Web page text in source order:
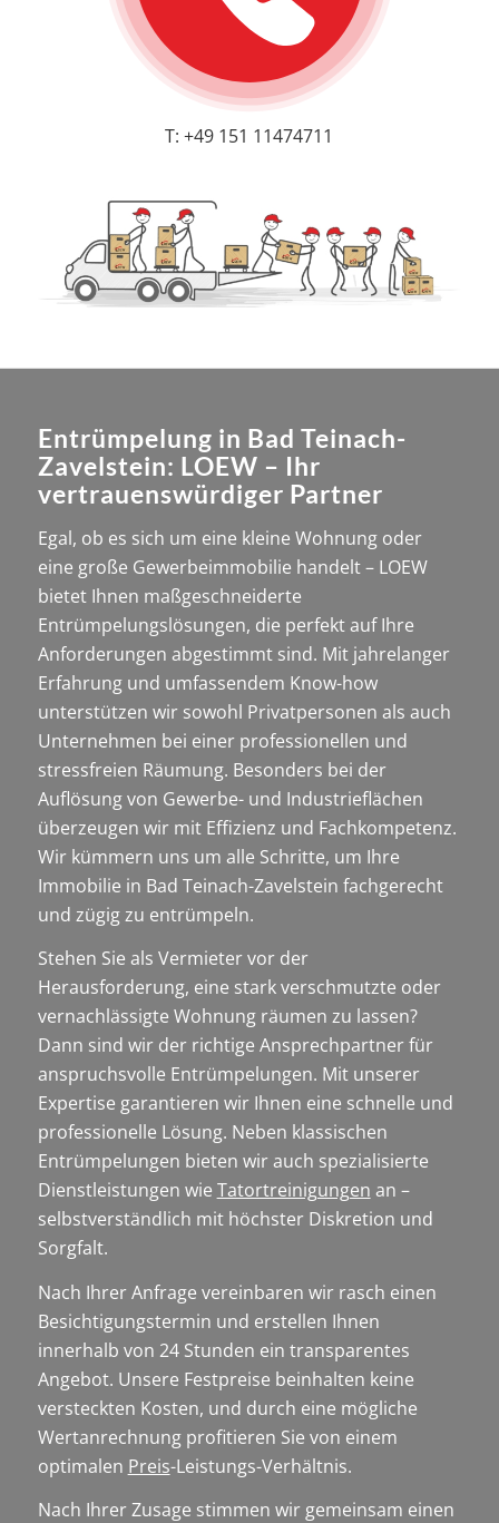
T: +49 151 11474711
Entrümpelung in Bad Teinach-
Zavelstein: LOEW – Ihr
vertrauenswürdiger Partner
Egal, ob es sich um eine kleine Wohnung oder
eine große Gewerbeimmobilie handelt – LOEW
bietet Ihnen maßgeschneiderte
Entrümpelungslösungen, die perfekt auf Ihre
Anforderungen abgestimmt sind. Mit jahrelanger
Erfahrung und umfassendem Know-how
unterstützen wir sowohl Privatpersonen als auch
Unternehmen bei einer professionellen und
stressfreien Räumung. Besonders bei der
Auflösung von Gewerbe- und Industrieflächen
überzeugen wir mit Effizienz und Fachkompetenz.
Wir kümmern uns um alle Schritte, um Ihre
Immobilie in Bad Teinach-Zavelstein fachgerecht
und zügig zu entrümpeln.
Stehen Sie als Vermieter vor der
Herausforderung, eine stark verschmutzte oder
vernachlässigte Wohnung räumen zu lassen?
Dann sind wir der richtige Ansprechpartner für
anspruchsvolle Entrümpelungen. Mit unserer
Expertise garantieren wir Ihnen eine schnelle und
professionelle Lösung. Neben klassischen
Entrümpelungen bieten wir auch spezialisierte
Dienstleistungen wie Tatortreinigungen an –
selbstverständlich mit höchster Diskretion und
Sorgfalt.
Nach Ihrer Anfrage vereinbaren wir rasch einen
Besichtigungstermin und erstellen Ihnen
innerhalb von 24 Stunden ein transparentes
Angebot. Unsere Festpreise beinhalten keine
versteckten Kosten, und durch eine mögliche
Wertanrechnung profitieren Sie von einem
optimalen Preis-Leistungs-Verhältnis.
Nach Ihrer Zusage stimmen wir gemeinsam einen